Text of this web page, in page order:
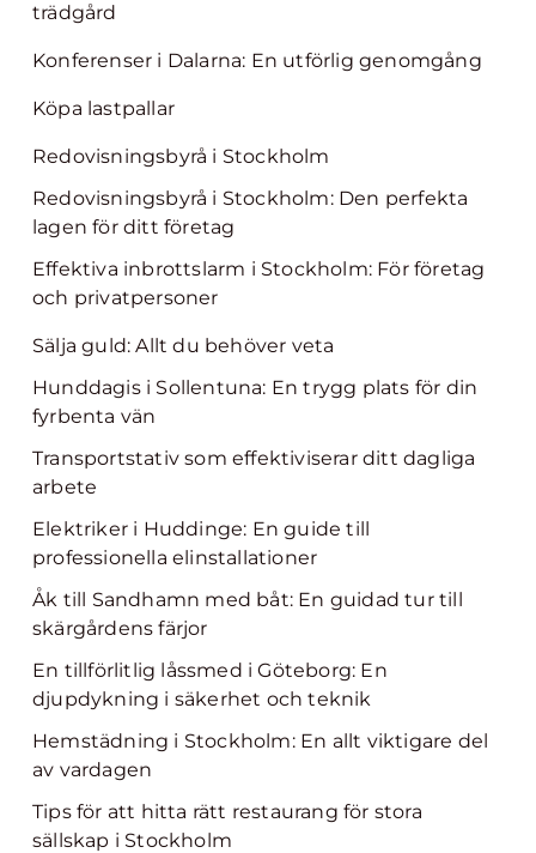
trädgård
Konferenser i Dalarna: En utförlig genomgång
Köpa lastpallar
Redovisningsbyrå i Stockholm
Redovisningsbyrå i Stockholm: Den perfekta
lagen för ditt företag
Effektiva inbrottslarm i Stockholm: För företag
och privatpersoner
Sälja guld: Allt du behöver veta
Hunddagis i Sollentuna: En trygg plats för din
fyrbenta vän
Transportstativ som effektiviserar ditt dagliga
arbete
Elektriker i Huddinge: En guide till
professionella elinstallationer
Åk till Sandhamn med båt: En guidad tur till
skärgårdens färjor
En tillförlitlig låssmed i Göteborg: En
djupdykning i säkerhet och teknik
Hemstädning i Stockholm: En allt viktigare del
av vardagen
Tips för att hitta rätt restaurang för stora
sällskap i Stockholm